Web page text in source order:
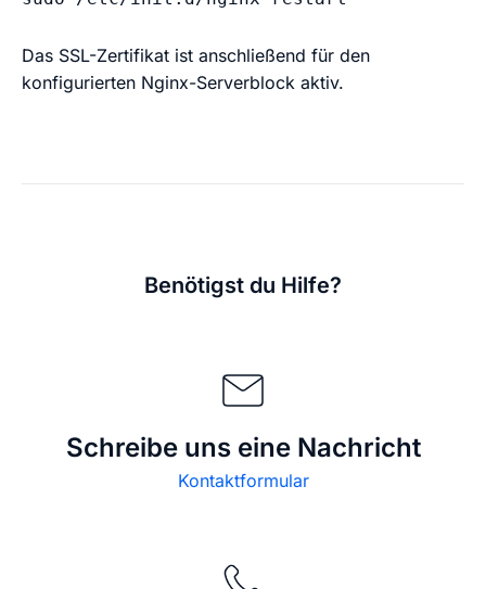
Das SSL-Zertifikat ist anschließend für den
konfigurierten Nginx-Serverblock aktiv.
Benötigst du Hilfe?
Schreibe uns eine Nachricht
Kontaktformular